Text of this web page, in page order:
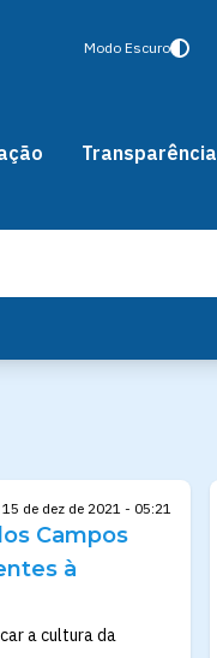
Modo Escuro
Transparência
de dez de 2021 - 05:21
Campos
à
a cultura da